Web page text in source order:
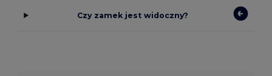
Czy zamek jest widoczny?